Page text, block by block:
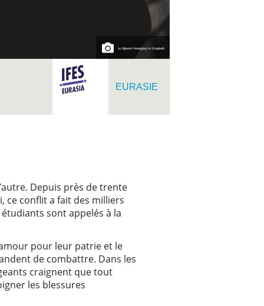
byNijwam SwargiaryonUnsplash
EURASIE
Depuis près de trente
ce conflit a fait des milliers
sont appelés à la
pour leur patrie et le
de combattre. Dans les
craignent que tout
les blessures